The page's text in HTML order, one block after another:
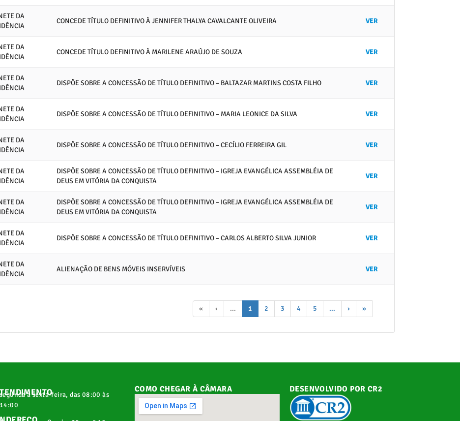
DA
CONCEDE TÍTULO DEFINITIVO À JENNIFER THALYA CAVALCANTE OLIVEIRA VER
DA
CONCEDE TÍTULO DEFINITIVO À MARILENE ARAÚJO DE SOUZA VER
DA
DISPÕE SOBRE A CONCESSÃO DE TÍTULO DEFINITIVO – BALTAZAR MARTINS COSTA FILHO VER
DA
DISPÕE SOBRE A CONCESSÃO DE TÍTULO DEFINITIVO – MARIA LEONICE DA SILVA VER
DA
DISPÕE SOBRE A CONCESSÃO DE TÍTULO DEFINITIVO – CECÍLIO FERREIRA GIL VER
DA
DISPÕE SOBRE A CONCESSÃO DE TÍTULO DEFINITIVO – IGREJA EVANGÉLICA ASSEMBLÉIA DE
DEUS EM VITÓRIA DA CONQUISTA
VER
DA
DISPÕE SOBRE A CONCESSÃO DE TÍTULO DEFINITIVO – IGREJA EVANGÉLICA ASSEMBLÉIA DE
DEUS EM VITÓRIA DA CONQUISTA
VER
DA
DISPÕE SOBRE A CONCESSÃO DE TÍTULO DEFINITIVO – CARLOS ALBERTO SILVA JUNIOR VER
DA
ALIENAÇÃO DE BENS MÓVEIS INSERVÍVEIS VER
« ‹ ... 1 2 3 4 5 ... › »
segunda a sexta-feira, das 08:00 às
14:00
COMO CHEGAR À CÂMARA DESENVOLVIDO POR CR2